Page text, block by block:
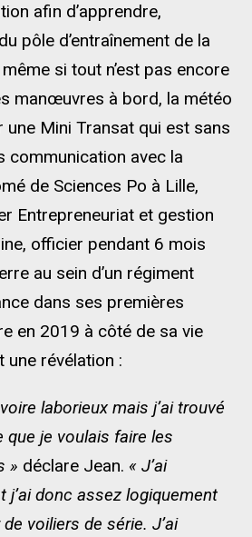
afin d’apprendre,
pôle d’entraînement de la
si tout n’est pas encore
manœuvres à bord, la météo
une Mini Transat qui est sans
communication avec la
de Sciences Po à Lille,
Entrepreneuriat et gestion
officier pendant 6 mois
au sein d’un régiment
dans ses premières
en 2019 à côté de sa vie
une révélation :
laborieux mais j’ai trouvé
que je voulais faire les
» déclare Jean. « J’ai
j’ai donc assez logiquement
voiliers de série. J’ai